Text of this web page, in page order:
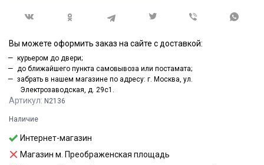
Артикул: N2136
Наличие
Интернет-магазин
Магазин м. Преображенская площадь
Вы можете оформить заказ на сайте с доставкой:
курьером до двери;
до ближайшего пункта самовывоза или постамата;
забрать в нашем магазине по адресу: г. Москва, ул.
Электрозаводская, д. 29с1.